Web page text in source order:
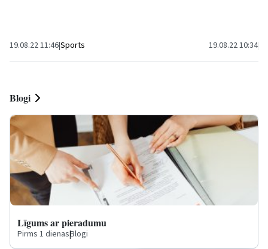
19.08.22 11:46|Sports 19.08.22 10:34|
Blogi
Līgums ar pieradumu
Pirms 1 dienas|Blogi